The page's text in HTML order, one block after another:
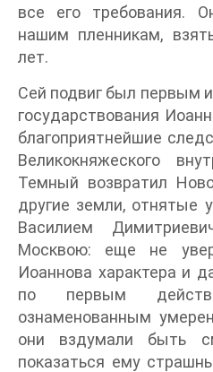
все его требования.
нашим пленникам,
лет.
Сей подвиг был первым
государствования
благоприятнейшие
Великокняжеского
Темный возвратил
другие земли, отнятые
Василием
Москвою: еще не
Иоаннова характера и
по первым
ознаменованным
они вздумали быть
показаться ему